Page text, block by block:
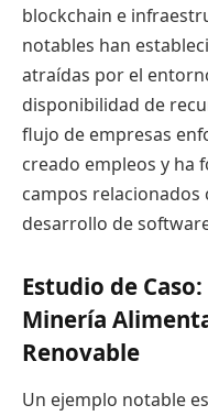
blockchain e
notables han
atraídas por el
disponibilidad de
flujo de empresas
creado empleos y ha
campos
desarrollo de
Estudio de
Minería
Renovable
Un ejemplo notable